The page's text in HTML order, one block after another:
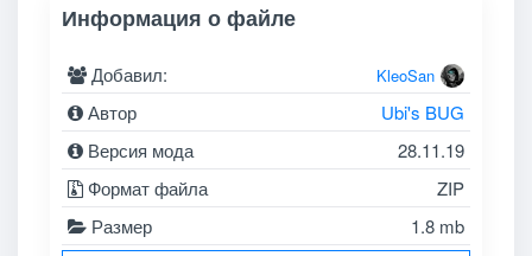
Информация о файле
Добавил: KleoSan
Автор
Ubi's BUG
Версия мода
28.11.19
Формат файла
ZIP
Размер
1.8 mb